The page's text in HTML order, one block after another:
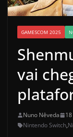
GAMESCOM 2025
vai
Nuno Nêveda
Nintendo Switch,